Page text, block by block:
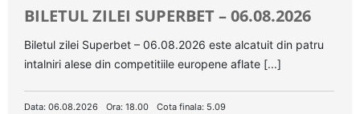
BILETUL ZILEI SUPERBET – 06.08.2026
Biletul zilei Superbet – 06.08.2026 este alcatuit din patru
intalniri alese din competitiile europene aflate [...]
Data: 06.08.2026 Ora: 18.00 Cota finala: 5.09